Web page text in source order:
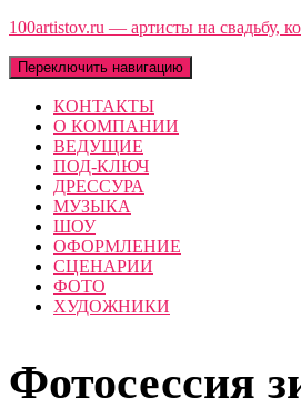
100artistov.ru — артисты на свадьбу,
Переключить навигацию
КОНТАКТЫ
О КОМПАНИИ
ВЕДУЩИЕ
ПОД-КЛЮЧ
ДРЕССУРА
МУЗЫКА
ШОУ
ОФОРМЛЕНИЕ
СЦЕНАРИИ
ФОТО
ХУДОЖНИКИ
Фотосессия